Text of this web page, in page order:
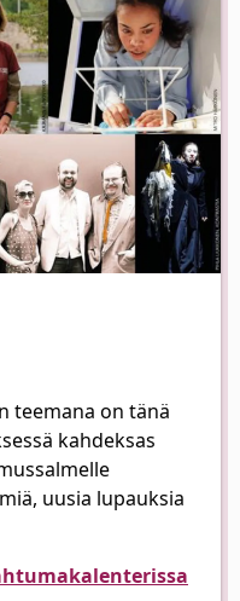
teemana on tänä
kahdeksas
uusia lupauksia